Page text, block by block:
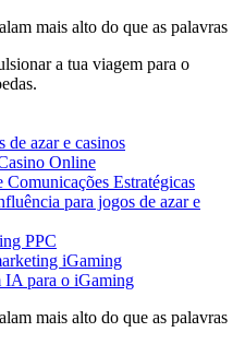
mais alto do que as palavras
a tua viagem para o
de azar e casinos
Online
Comunicações Estratégicas
para jogos de azar e
PPC
iGaming
IA para o iGaming
mais alto do que as palavras